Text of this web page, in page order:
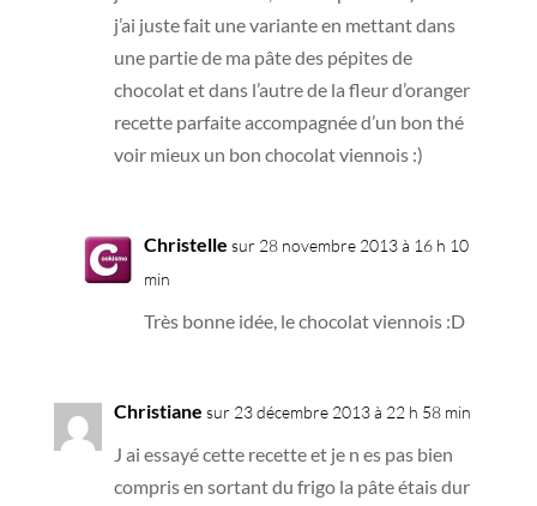
j’ai juste fait une variante en mettant dans
une partie de ma pâte des pépites de
chocolat et dans l’autre de la fleur d’oranger
recette parfaite accompagnée d’un bon thé
voir mieux un bon chocolat viennois :)
Christelle sur 28 novembre 2013 à 16 h 10
min
Très bonne idée, le chocolat viennois :D
Christiane sur 23 décembre 2013 à 22 h 58 min
J ai essayé cette recette et je n es pas bien
compris en sortant du frigo la pâte étais dur